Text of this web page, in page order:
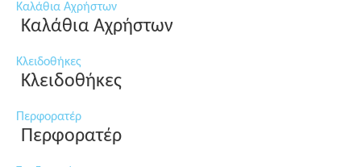
Καλάθια Αχρήστων
Καλάθια Αχρήστων
Κλειδοθήκες
Κλειδοθήκες
Περφορατέρ
Περφορατέρ